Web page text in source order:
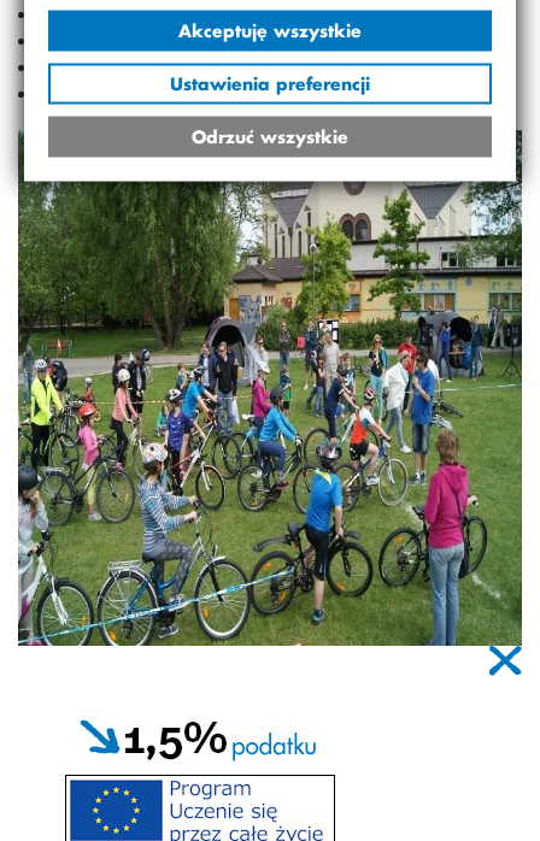
Akceptuję wszystkie
Ustawienia preferencji
Odrzuć wszystkie
Joanna Szymańska
Małgorzata Kowalska
Alicja Saramak
Łukasz Nowopolsk